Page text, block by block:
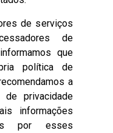
de serviços
de
que
política de
a
privacidade
informações
por esses